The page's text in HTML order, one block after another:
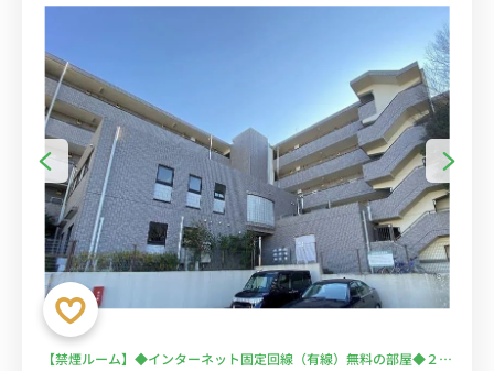
【禁煙ルーム】◆インターネット固定回線（有線）無料の部屋◆２面